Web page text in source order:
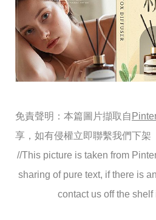
免責聲明：本篇圖片擷取自
享，如有侵權立即聯繫我們下架
//This picture is taken from
sharing of pure text, if there is
contact us off the